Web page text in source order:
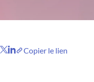
Copier le lien